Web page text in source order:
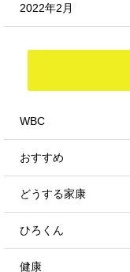
2022年2月
WBC
おすすめ
どうする家康
ひろくん
健康